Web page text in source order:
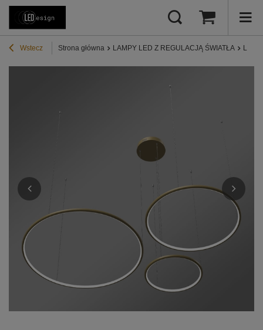
Wstecz Strona główna LAMPY LED Z REGULACJĄ ŚWIATŁA